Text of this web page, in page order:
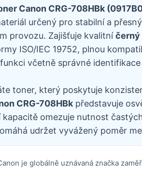
Canon CRG-708HBk
určený pro stabilní a
provozu. Zajišťuje kvalitníčerný
ISO/IEC 19752, plnou
včetně správné
toner, který poskytuje
CRG-708HBk představuje
kapacitě omezuje nutnost
udržet vyvážený poměr
je globálně uznávaná značka